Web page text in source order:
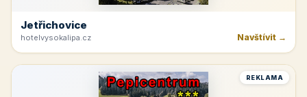
Jetřichovice
hotelvysokalipa.cz Navštívit →
REKLAMA